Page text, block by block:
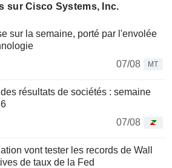
sur Cisco Systems, Inc.
sur la semaine, porté par l'envolée
07/08
MT
résultats de sociétés : semaine
07/08
vont tester les records de Wall
de taux de la Fed